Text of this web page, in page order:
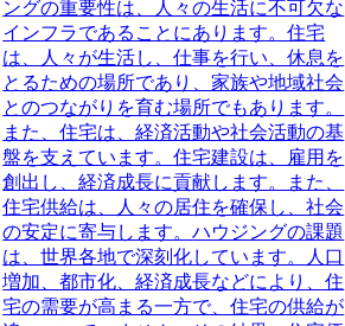
ングの重要性は、人々の生活に不可欠な
インフラであることにあります。住宅
は、人々が生活し、仕事を行い、休息を
とるための場所であり、家族や地域社会
とのつながりを育む場所でもあります。
また、住宅は、経済活動や社会活動の基
盤を支えています。住宅建設は、雇用を
創出し、経済成長に貢献します。また、
住宅供給は、人々の居住を確保し、社会
の安定に寄与します。ハウジングの課題
は、世界各地で深刻化しています。人口
増加、都市化、経済成長などにより、住
宅の需要が高まる一方で、住宅の供給が